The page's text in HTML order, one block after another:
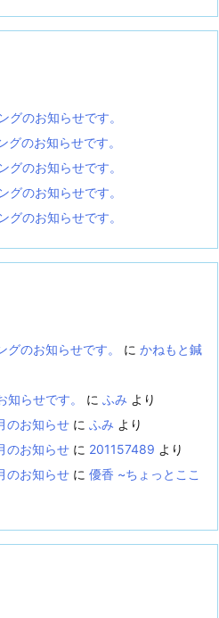
のお知らせです。
のお知らせです。
のお知らせです。
のお知らせです。
のお知らせです。
のお知らせです。 に かねもと鍼
らせです。
に ふみ より
のお知らせ に ふみ より
のお知らせ に 201157489 より
のお知らせ に 優香 ~ちょっとここ